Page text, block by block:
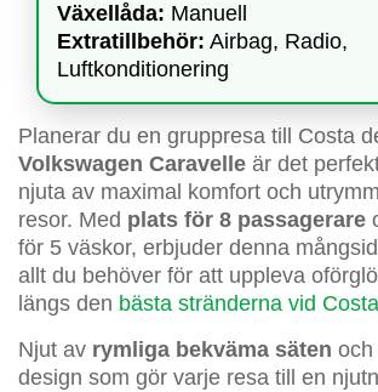
Växellåda: Manuell
Extratillbehör: Airbag, Radio,
Luftkonditionering
Planerar du en gruppresa till Costa
Volkswagen Caravelle är det
njuta av maximal komfort och
resor. Med plats för 8 passagerare
för 5 väskor, erbjuder denna
allt du behöver för att uppleva
längs den bästa stränderna vid
Njut av rymliga bekväma säten och
design som gör varje resa till en